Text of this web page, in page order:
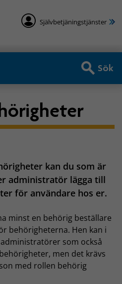
Självbetjäningstjänster
Sök
kan du som är
administratör lägga till
för användare hos er.
minst en behörig beställare
behörigheterna. Hen kan i
som också
men det krävs
med rollen behörig